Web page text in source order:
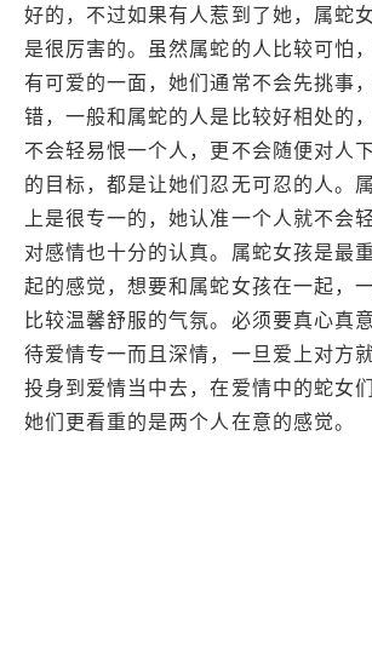
好的，不过如果有人惹到了她，属蛇
是很厉害的。虽然属蛇的人比较可怕
有可爱的一面，她们通常不会先挑事
错，一般和属蛇的人是比较好相处的
不会轻易恨一个人，更不会随便对人
的目标，都是让她们忍无可忍的人。
上是很专一的，她认准一个人就不会
对感情也十分的认真。属蛇女孩是最
起的感觉，想要和属蛇女孩在一起，
比较温馨舒服的气氛。必须要真心真
待爱情专一而且深情，一旦爱上对方
投身到爱情当中去，在爱情中的蛇女
她们更看重的是两个人在意的感觉。